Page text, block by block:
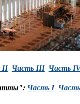
II Часть III Часть
Часть I